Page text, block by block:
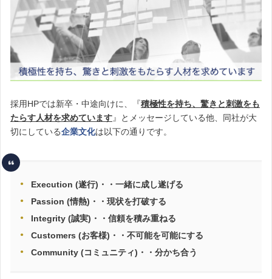
採用HPでは新卒・中途向けに、『積極性を持ち、驚きと刺激をも
たらす人材を求めています』とメッセージしている他、同社が大
切にしている企業文化は以下の通りです。
Execution (遂行)・・一緒に成し遂げる
Passion (情熱)・・現状を打破する
Integrity (誠実)・・信頼を積み重ねる
Customers (お客様)・・不可能を可能にする
Community (コミュニティ)・・分かち合う